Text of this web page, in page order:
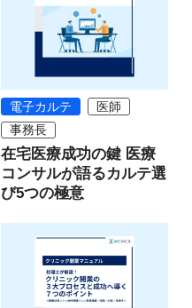
電子カルテ
医師
事務長
在宅医療成功の鍵 医療
コンサルが語るカルテ選
び5つの極意